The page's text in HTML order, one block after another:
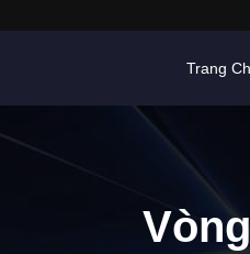
Trang